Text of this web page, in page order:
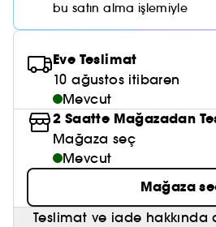
Maske
Cilt Bakım Setleri
Saç Bakım Setleri
Okyanus Esansı
Nemlendirici Bakım
Kızarıklık için Bakım
Sıkılaştırıcı ve Lifting Etkili Bakım
Cilt Tonu Eşitsizliği için Bakım
Işıltı Veren Bakım
Karma ve Yağlı Saçlar
CHAMPO
LE MONDE GOURMAND
SUMMER FRIDAYS
ERBORIAN
OLAPLEX
KÉRASTASE
TANGLE TEEZER
SUPERGOOP!
GISOU
OUAI
AMIKA
KAYALI
LE MONDE GOURMAND
bu satın alma işlemiyle
Eve Teslimat
10 ağustos itibaren
Mevcut
2 Saatte Mağazadan
Mağaza seç
Mevcut
Mağaza
Teslimat ve iade hakkında